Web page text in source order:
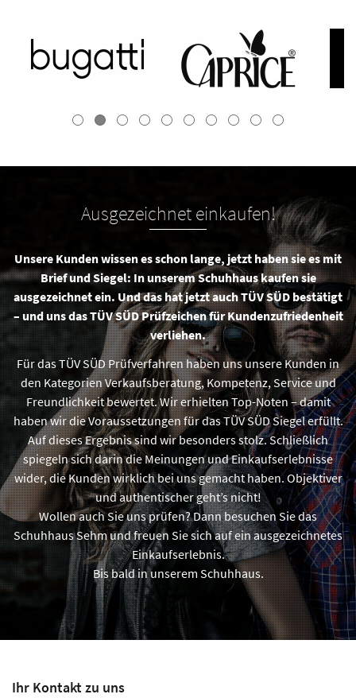
Ausgezeichnet einkaufen!
Unsere Kunden wissen es schon lange, jetzt haben sie es mit
Brief und Siegel: In unserem Schuhhaus kaufen sie
ausgezeichnet ein. Und das hat jetzt auch TÜV SÜD bestätigt
– und uns das TÜV SÜD Prüfzeichen für Kundenzufriedenheit
verliehen.
Für das TÜV SÜD Prüfverfahren haben uns unsere Kunden in
den Kategorien Verkaufsberatung, Kompetenz, Service und
Freundlichkeit bewertet. Wir erhielten Top-Noten – damit
haben wir die Voraussetzungen für das TÜV SÜD Siegel erfüllt.
Auf dieses Ergebnis sind wir besonders stolz. Schließlich
spiegeln sich darin die Meinungen und Einkaufserlebnisse
wider, die Kunden wirklich bei uns gemacht haben. Objektiver
und authentischer geht’s nicht!
Wollen auch Sie uns prüfen? Dann besuchen Sie das
Schuhhaus Sehm und freuen Sie sich auf ein ausgezeichnetes
Einkaufserlebnis.
Bis bald in unserem Schuhhaus.
Ihr Kontakt zu uns